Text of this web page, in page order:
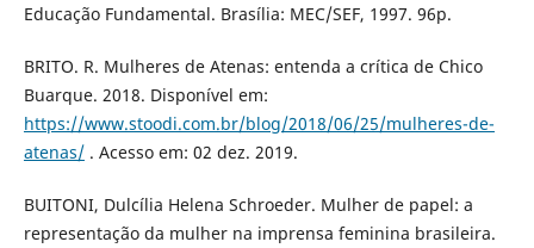
Educação Fundamental. Brasília: MEC/SEF, 1997. 96p.
BRITO. R. Mulheres de Atenas: entenda a crítica de Chico
Buarque. 2018. Disponível em:
https://www.stoodi.com.br/blog/2018/06/25/mulheres-de-
atenas/. Acesso em: 02 dez. 2019.
BUITONI, Dulcília Helena Schroeder. Mulher de papel: a
representação da mulher na imprensa feminina brasileira.